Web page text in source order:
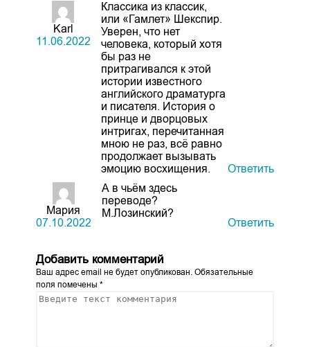
Karl
11.06.2022
Классика из классик,
или «Гамлет» Шекспир.
Уверен, что нет
человека, который хотя
бы раз не
притрагивался к этой
истории известного
английского драматурга
и писателя. История о
принце и дворцовых
интригах, перечитанная
мною не раз, всё равно
продолжает вызывать
эмоцию восхищения.
Ответить
Мария
07.10.2022
А в чьём здесь
переводе?
М.Лозинский?
Ответить
Добавить комментарий
Ваш адрес email не будет опубликован.Обязательные
поля помечены *